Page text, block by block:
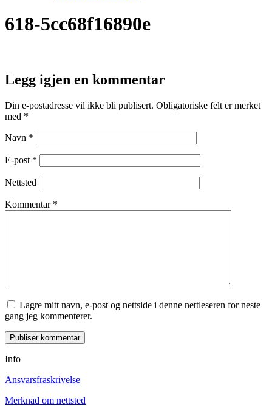
618-5cc68f16890e
Legg igjen en kommentar
Din e-postadresse vil ikke bli publisert. Obligatoriske felt er merket
med *
Navn *
E-post *
Nettsted
Kommentar *
Lagre mitt navn, e-post og nettside i denne nettleseren for neste
gang jeg kommenterer.
Info
Ansvarsfraskrivelse
Merknad om nettsted